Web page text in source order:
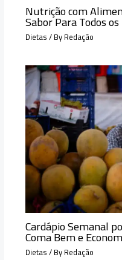
Nutrição com
Sabor Para Todos
Dietas/ ByRedação
Cardápio Semanal
Coma Bem e
Dietas/ ByRedação